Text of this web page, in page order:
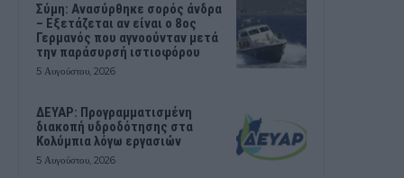
Σύμη: Ανασύρθηκε σορός άνδρα
– Εξετάζεται αν είναι ο 8ος
Γερμανός που αγνοούνταν μετά
την παράσυρσή ιστιοφόρου
5 Αυγούστου, 2026
ΔΕΥΑΡ: Προγραμματισμένη
διακοπή υδροδότησης στα
Κολύμπια λόγω εργασιών
5 Αυγούστου, 2026